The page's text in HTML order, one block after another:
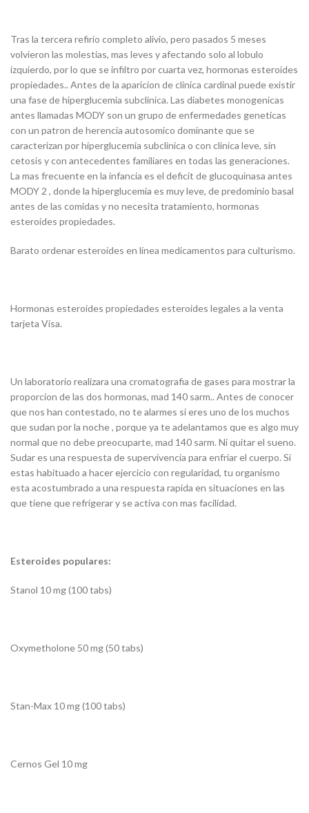
Tras la tercera refirio completo alivio, pero pasados 5 meses
volvieron las molestias, mas leves y afectando solo al lobulo
izquierdo, por lo que se infiltro por cuarta vez, hormonas esteroides
propiedades.. Antes de la aparicion de clinica cardinal puede existir
una fase de hiperglucemia subclinica. Las diabetes monogenicas
antes llamadas MODY son un grupo de enfermedades geneticas
con un patron de herencia autosomico dominante que se
caracterizan por hiperglucemia subclinica o con clinica leve, sin
cetosis y con antecedentes familiares en todas las generaciones.
La mas frecuente en la infancia es el deficit de glucoquinasa antes
MODY 2 , donde la hiperglucemia es muy leve, de predominio basal
antes de las comidas y no necesita tratamiento, hormonas
esteroides propiedades.
Barato ordenar esteroides en línea medicamentos para culturismo.
Hormonas esteroides propiedades esteroides legales a la venta
tarjeta Visa.
Un laboratorio realizara una cromatografia de gases para mostrar la
proporcion de las dos hormonas, mad 140 sarm.. Antes de conocer
que nos han contestado, no te alarmes si eres uno de los muchos
que sudan por la noche , porque ya te adelantamos que es algo muy
normal que no debe preocuparte, mad 140 sarm. Ni quitar el sueno.
Sudar es una respuesta de supervivencia para enfriar el cuerpo. Si
estas habituado a hacer ejercicio con regularidad, tu organismo
esta acostumbrado a una respuesta rapida en situaciones en las
que tiene que refrigerar y se activa con mas facilidad.
Esteroides populares:
Stanol 10 mg (100 tabs)
Oxymetholone 50 mg (50 tabs)
Stan-Max 10 mg (100 tabs)
Cernos Gel 10 mg